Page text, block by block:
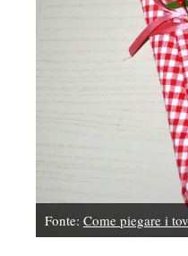
Fonte: Come piegare i